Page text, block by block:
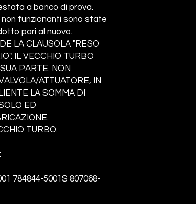
a banco di prova.
funzionanti sono state
pari al nuovo.
LA CLAUSOLA "RESO
IL VECCHIO TURBO
PARTE. NON
ATTUATORE, IN
LA SOMMA DI
ED
TURBO.
784844-5001S 807068-